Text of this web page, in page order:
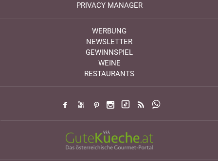
PRIVACY MANAGER
WERBUNG
NEWSLETTER
GEWINNSPIEL
WEINE
RESTAURANTS